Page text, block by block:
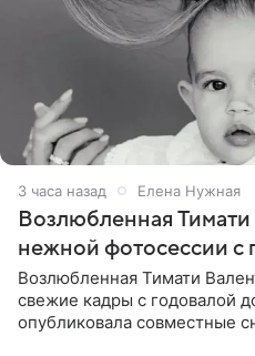
3 часа назад Елена Нужная
Возлюбленная Тимати
нежной фотосессии с
Возлюбленная Тимати
свежие кадры с годовалой
опубликовала совместные